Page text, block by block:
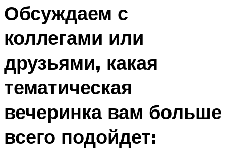
Обсуждаем с
коллегами или
друзьями, какая
тематическая
вечеринка вам больше
всего подойдет: